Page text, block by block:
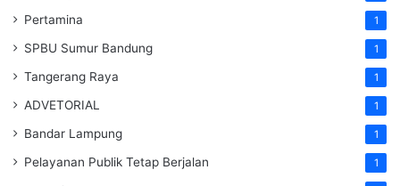
Pertamina 1
SPBU Sumur Bandung 1
Tangerang Raya 1
ADVETORIAL 1
Bandar Lampung 1
Pelayanan Publik Tetap Berjalan 1